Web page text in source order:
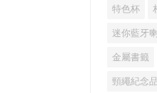
特色杯
迷你藍牙
金屬書籤
頸繩紀念品